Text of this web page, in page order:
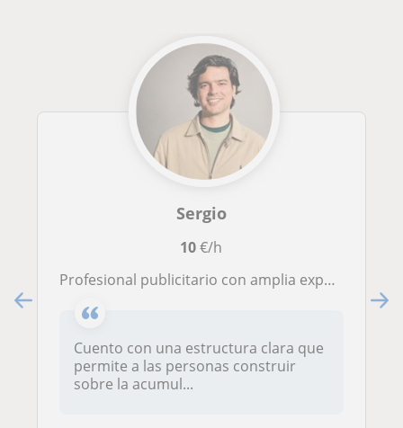
Sergio
10€/h
Profesional publicitario con amplia experiencia en producción audiovisual, diseño gráfico, motion graphics y redacción creativa.
Cuento con una estructura clara que
permite a las personas construir
sobre la acumul...